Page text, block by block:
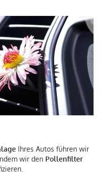
Ihres Autos führen wir
wir den Pollenfilter